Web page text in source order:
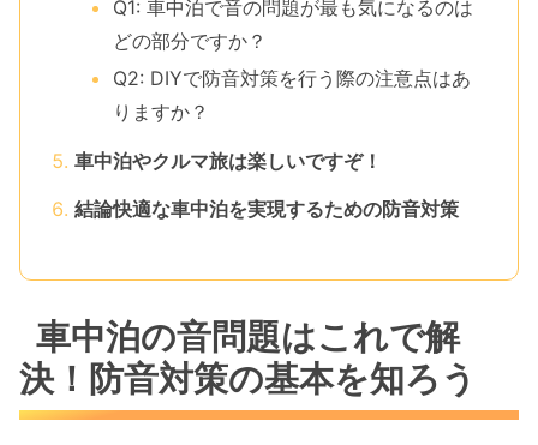
Q1: 車中泊で音の問題が最も気になるのは
どの部分ですか？
Q2: DIYで防音対策を行う際の注意点はあ
りますか？
車中泊やクルマ旅は楽しいですぞ！
結論快適な車中泊を実現するための防音対策
車中泊の音問題はこれで解
決！防音対策の基本を知ろう